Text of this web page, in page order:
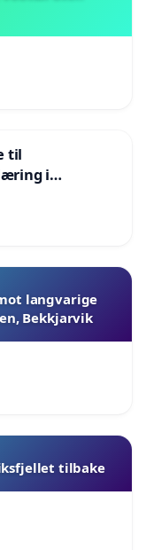
til
i
langvarige
Bekkjarvik
tilbake